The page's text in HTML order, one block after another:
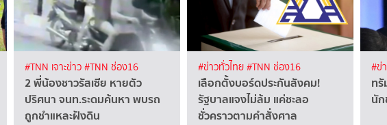
#TNN เจาะข่าว#TNN ช่อง16
2 พี่น้องชาวรัสเซีย หายตัว
ปริศนา จนท.ระดมค้นหา พบรถ
ถูกชำแหละฝังดิน
#ข่าวทั่วไทย#TNN ช่อง16
เลือกตั้งบอร์ดประกันสังคม!
รัฐบาลแจงไม่ล้ม แค่ชะลอ
ชั่วคราวตามคำสั่งศาล
#ข่
ทรั
นั